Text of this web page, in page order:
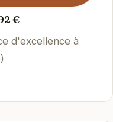
€
d'excellence à